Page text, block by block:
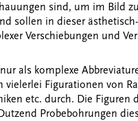
sind, um im Bild
sollen in dieser
Verschiebungen und
als komplexe
vielerlei Figurationen von
etc. durch. Die Figuren
Probebohrungen